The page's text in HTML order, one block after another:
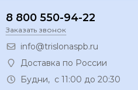
8 800 550-94-22
Заказать звонок
info@trislonaspb.ru
Доставка по России
Будни, с 11:00 до 20:30